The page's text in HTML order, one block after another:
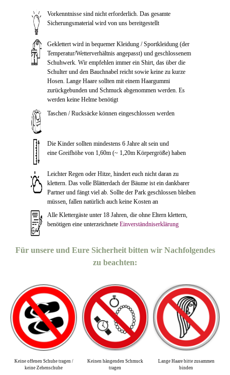
Vorkenntnisse sind nicht erforderlich. Das gesamte
Sicherungsmaterial wird von uns bereitgestellt
Geklettert wird in bequemer Kleidung / Sportkleidung (der
Temperatur/Wetterverhältnis angepasst) und geschlossenem
Schuhwerk. Wir empfehlen immer ein Shirt, das über die
Schulter und den Bauchnabel reicht sowie keine zu kurze
Hosen. Lange Haare sollten mit einem Haargummi
zurückgebunden und Schmuck abgenommen werden. Es
werden keine Helme benötigt
Taschen / Rucksäcke können eingeschlossen werden
Die Kinder sollten mindestens 6 Jahre alt sein und
eine Greifhöhe von 1,60m (~ 1,20m Körpergröße) haben
Leichter Regen oder Hitze, hindert euch nicht daran zu
klettern. Das volle Blätterdach der Bäume ist ein dankbarer
Partner und fängt viel ab. Sollte der Park geschlossen bleiben
müssen, fallen natürlich auch keine Kosten an
Alle Klettergäste unter 18 Jahren, die ohne Eltern klettern,
benötigen eine unterzeichneteEinverständniserklärung
Für unsere und Eure Sicherheit bitten wir Nachfolgendes
zu beachten:
Keine offenen Schuhe tragen /
keine Zehenschuhe
Keinen hängenden Schmuck
tragen
Lange Haare bitte zusammen
binden